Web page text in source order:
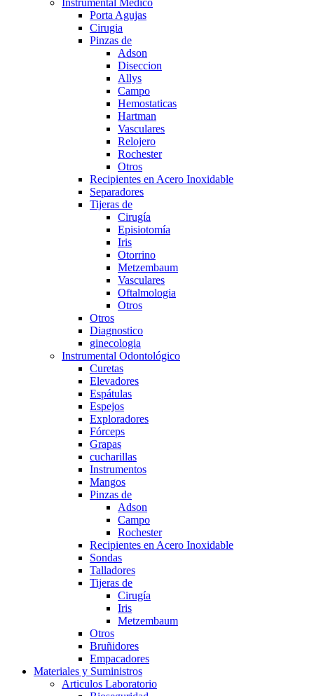
Instrumental Medico
Porta Agujas
Cirugia
Pinzas de
Adson
Diseccion
Allys
Campo
Hemostaticas
Hartman
Vasculares
Relojero
Rochester
Otros
Recipientes en Acero Inoxidable
Separadores
Tijeras de
Cirugía
Episiotomía
Iris
Otorrino
Metzembaum
Vasculares
Oftalmologia
Otros
Otros
Diagnostico
ginecologia
Instrumental Odontológico
Curetas
Elevadores
Espátulas
Espejos
Exploradores
Fórceps
Grapas
cucharillas
Instrumentos
Mangos
Pinzas de
Adson
Campo
Rochester
Recipientes en Acero Inoxidable
Sondas
Talladores
Tijeras de
Cirugía
Iris
Metzembaum
Otros
Bruñidores
Empacadores
Materiales y Suministros
Articulos Laboratorio